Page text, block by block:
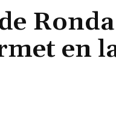
en